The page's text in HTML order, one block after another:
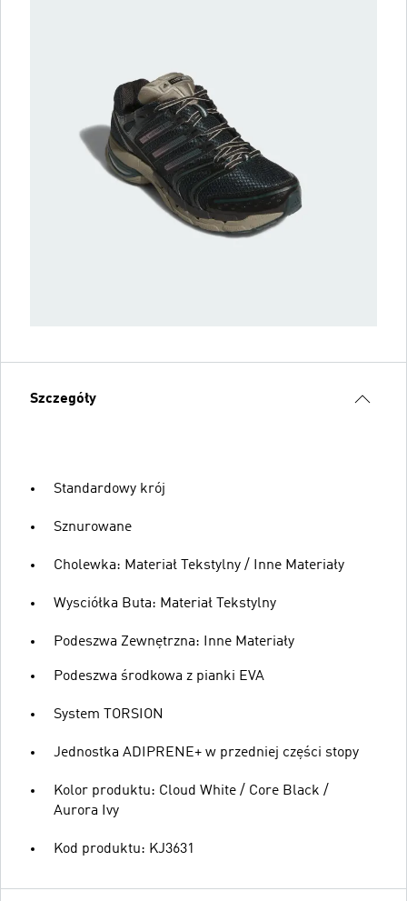
Szczegóły
Standardowy krój
Sznurowane
Cholewka: Materiał Tekstylny / Inne Materiały
Wysciółka Buta: Materiał Tekstylny
Podeszwa Zewnętrzna: Inne Materiały
Podeszwa środkowa z pianki EVA
System TORSION
Jednostka ADIPRENE+ w przedniej części stopy
Kolor produktu: Cloud White / Core Black /
Aurora Ivy
Kod produktu: KJ3631